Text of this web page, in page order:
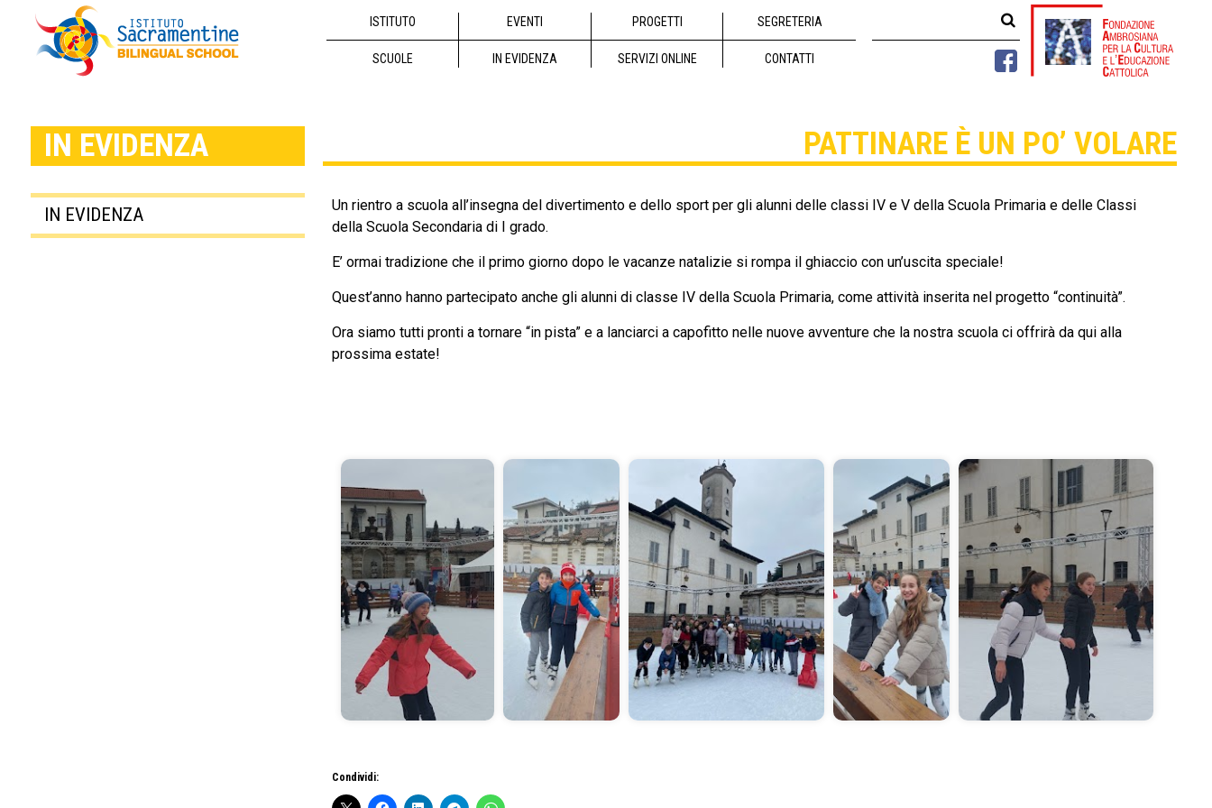
ISTITUTO EVENTI PROGETTI SEGRETERIA
SCUOLE IN EVIDENZA SERVIZI ONLINE CONTATTI
IN EVIDENZA
IN EVIDENZA
PATTINARE È UN PO’ VOLARE
Un rientro a scuola all’insegna del divertimento e dello sport per gli alunni delle classi IV e V della Scuola Primaria e delle Classi
della Scuola Secondaria di I grado.
E’ ormai tradizione che il primo giorno dopo le vacanze natalizie si rompa il ghiaccio con un’uscita speciale!
Quest’anno hanno partecipato anche gli alunni di classe IV della Scuola Primaria, come attività inserita nel progetto “continuità”.
Ora siamo tutti pronti a tornare “in pista” e a lanciarci a capofitto nelle nuove avventure che la nostra scuola ci offrirà da qui alla
prossima estate!
Condividi: